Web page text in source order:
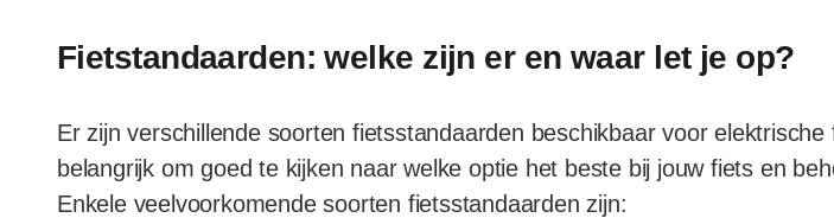
Fietstandaarden: welke zijn er en waar let je op?
Er zijn verschillende soorten fietsstandaarden beschikbaar voor elektrische
belangrijk om goed te kijken naar welke optie het beste bij jouw fiets en
Enkele veelvoorkomende soorten fietsstandaarden zijn: